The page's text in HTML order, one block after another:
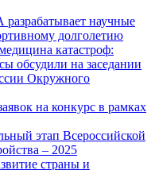
научные
долголетию
катастроф:
обсудили на заседании
Окружного
на конкурс в рамках
этап Всероссийской
– 2025
страны и